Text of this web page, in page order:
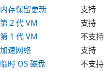
内存保留更新
支持
第 2 代 VM
支持
第 1 代 VM
不支持
加速网络
支持
临时 OS 磁盘
不支持